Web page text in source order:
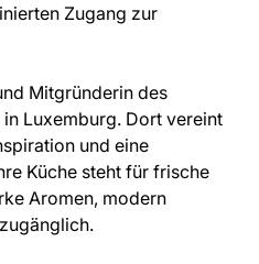
Zugang zur
Mitgründerin des
Luxemburg. Dort vereint
und eine
Küche steht für frische
Aromen, modern